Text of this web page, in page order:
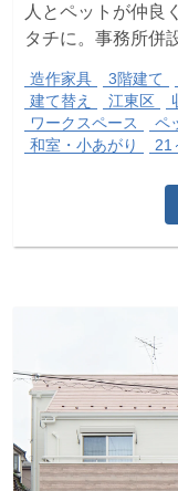
人とペットが仲良
タチに。事務所併
造作家具 3階建て
建て替え
江東区
ワークスペース
ペ
和室・小あがり
21